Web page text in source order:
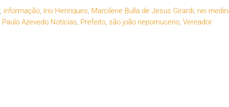
, informação, Irio Henriques, Marcilene Bulla de Jesus Girardi, nei
Paulo Azevedo Notícias, Prefeito, são joão nepomuceno, Vereador